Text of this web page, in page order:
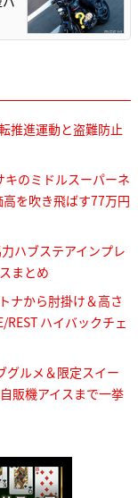
推進運動と盗難防止
のミドルスーパーネ
を吹き飛ばす77万円
ハブステアインプレ
まとめ
ナから肘掛け＆高さ
ハイバックチェ
グルメ＆限定スイー
販機アイスまで一挙